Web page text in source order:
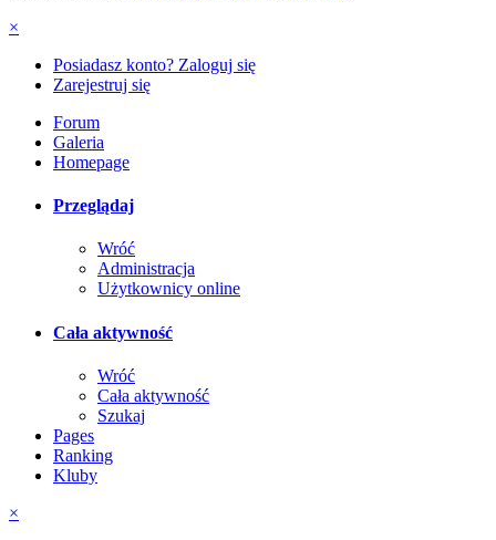
×
Posiadasz konto? Zaloguj się
Zarejestruj się
Forum
Galeria
Homepage
Przeglądaj
Wróć
Administracja
Użytkownicy online
Cała aktywność
Wróć
Cała aktywność
Szukaj
Pages
Ranking
Kluby
×